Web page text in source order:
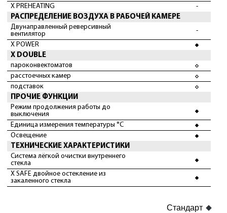
X PREHEATING
-
РАСПРЕДЕЛЕНИЕ ВОЗДУХА В РАБОЧЕЙ КАМЕРЕ
Двунаправленный реверсивный
вентилятор
-
X POWER
X DOUBLE
пароконвектоматов
расстоечных камер
подставок
ПРОЧИЕ ФУНКЦИИ
Режим продолжения работы до
выключения
Единица измерения температуры °C
Освещение
ТЕХНИЧЕСКИЕ ХАРАКТЕРИСТИКИ
Система лёгкой очистки внутреннего
стекла
X SAFE двойное остекление из
закаленного стекла
Стандарт